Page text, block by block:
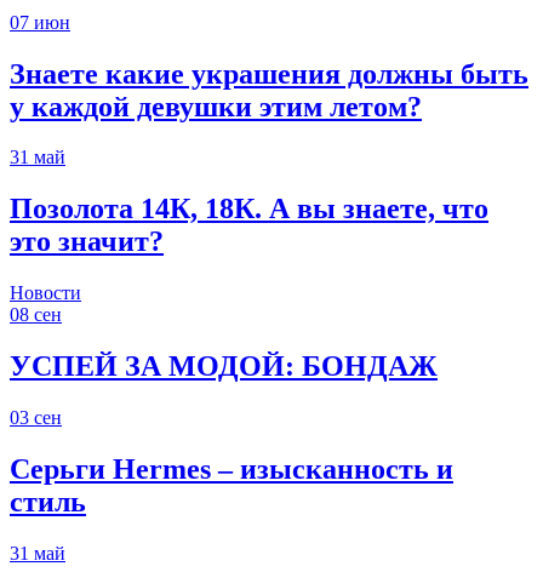
07 июн
Знаете какие украшения должны быть
у каждой девушки этим летом?
31 май
Позолота 14К, 18К. А вы знаете, что
это значит?
Новости
08 сен
УСПЕЙ ЗА МОДОЙ: БОНДАЖ
03 сен
Серьги Hermes – изысканность и
стиль
31 май